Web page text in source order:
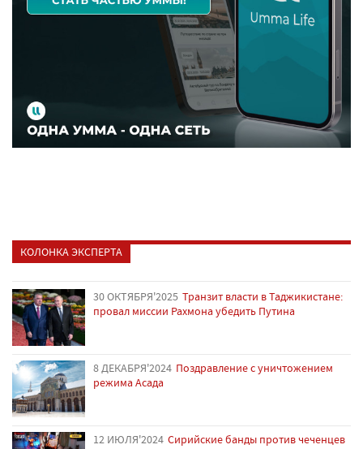
КОЛОНКА ЭКСПЕРТА
30 ОКТЯБРЯ'2025 Транзит власти в Таджикистане:
провал миссии Рахмона убедить Путина
8 ДЕКАБРЯ'2024 Поздравление с уничтожением
режима Асада
12 ИЮЛЯ'2024 Сирийские банды против чеченцев